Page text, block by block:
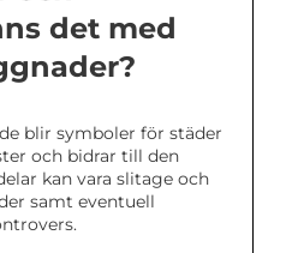
det med
blir symboler för städer
och bidrar till den
kan vara slitage och
samt eventuell